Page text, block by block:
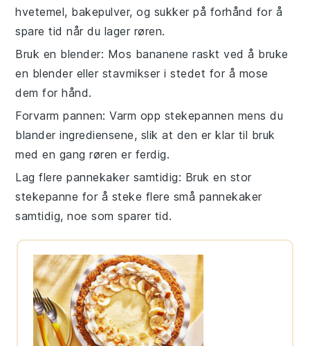
hvetemel, bakepulver, og sukker på forhånd for å
spare tid når du lager røren.
Bruk en blender: Mos bananene raskt ved å bruke
en blender eller stavmikser i stedet for å mose
dem for hånd.
Forvarm pannen: Varm opp stekepannen mens du
blander ingrediensene, slik at den er klar til bruk
med en gang røren er ferdig.
Lag flere pannekaker samtidig: Bruk en stor
stekepanne for å steke flere små pannekaker
samtidig, noe som sparer tid.